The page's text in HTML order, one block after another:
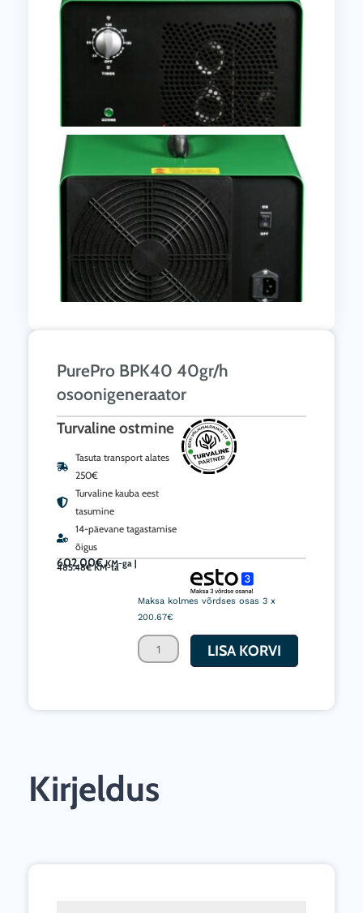
PurePro BPK40 40gr/h
osoonigeneraator
Turvaline ostmine
Tasuta transport alates
250€
Turvaline kauba eest
tasumine
14-päevane tagastamise
õigus
602.00€ KM-ga |
485.48€KM-ta
Maksa kolmes võrdses osas 3 x
200.67€
40gr/h
osoonigeneraator
kogus
LISA KORVI
Kirjeldus